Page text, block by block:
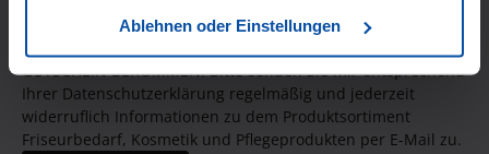
Ablehnen oder Einstellungen
GUTSCHEIN BEKOMMEN! Bitte senden Sie mir entsprechend
Ihrer Datenschutzerklärung regelmäßig und jederzeit
widerruflich Informationen zu dem Produktsortiment
Friseurbedarf, Kosmetik und Pflegeprodukten per E-Mail zu.